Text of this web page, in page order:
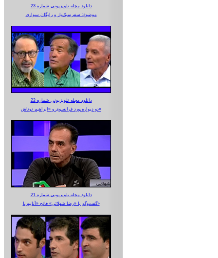
دانلود مجله تلویزیونی شماره 23
موضوع: سفرسبک‌بار و رایگان سواری
دانلود مجله تلویزیونی شماره 22
دو دیواره‌نورد فرانسوی و «ابراهیم نوتاش»
دانلود مجله تلویزیونی شماره 21
گفت‌وگو با «رضا شهلائی» فاتح «آناپورنا»